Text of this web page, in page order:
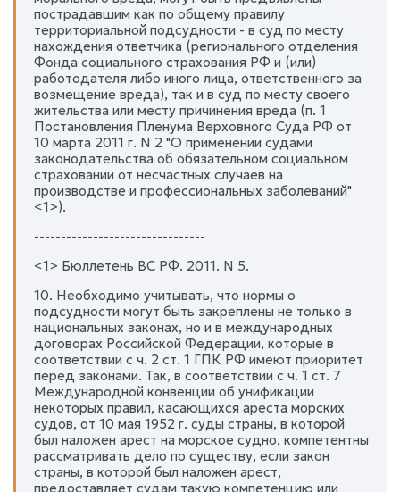
пострадавшим как по общему правилу
территориальной подсудности - в суд по месту
нахождения ответчика (регионального отделения
Фонда социального страхования РФ и (или)
работодателя либо иного лица, ответственного за
возмещение вреда), так и в суд по месту своего
жительства или месту причинения вреда (п. 1
Постановления Пленума Верховного Суда РФ от
10 марта 2011 г. N 2 "О применении судами
законодательства об обязательном социальном
страховании от несчастных случаев на
производстве и профессиональных заболеваний"
<1>).
--------------------------------
<1> Бюллетень ВС РФ. 2011. N 5.
10. Необходимо учитывать, что нормы о
подсудности могут быть закреплены не только в
национальных законах, но и в международных
договорах Российской Федерации, которые в
соответствии с ч. 2 ст. 1 ГПК РФ имеют приоритет
перед законами. Так, в соответствии с ч. 1 ст. 7
Международной конвенции об унификации
некоторых правил, касающихся ареста морских
судов, от 10 мая 1952 г. суды страны, в которой
был наложен арест на морское судно, компетентны
рассматривать дело по существу, если закон
страны, в которой был наложен арест,
предоставляет судам такую компетенцию или